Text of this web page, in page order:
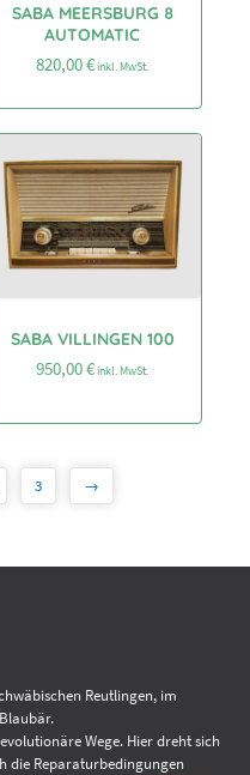
SABA MEERSBURG 8
AUTOMATIC
820,00€inkl. MwSt.
SABA VILLINGEN 100
950,00€inkl. MwSt.
3 →
Reutlingen, im
Wege. Hier dreht sich
die Reparaturbedingungen